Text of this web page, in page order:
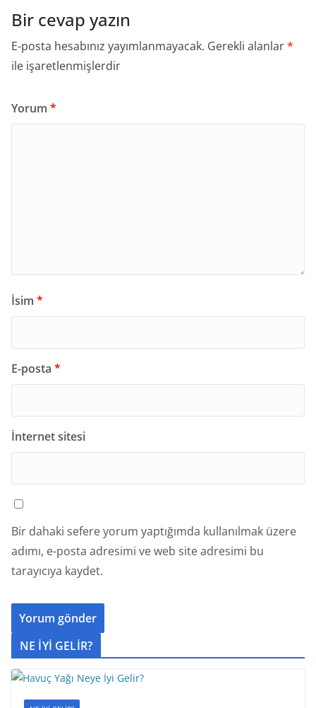
Bir cevap yazın
E-posta hesabınız yayımlanmayacak. Gerekli alanlar*
ile işaretlenmişlerdir
Yorum *
İsim *
E-posta *
İnternet sitesi
Bir dahaki sefere yorum yaptığımda kullanılmak üzere
adımı, e-posta adresimi ve web site adresimi bu
tarayıcıya kaydet.
NE İYİ GELİR?